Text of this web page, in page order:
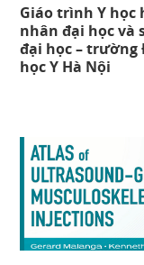
Giáo trình Y học
nhân đại học và
đại học – trường
học Y Hà Nội